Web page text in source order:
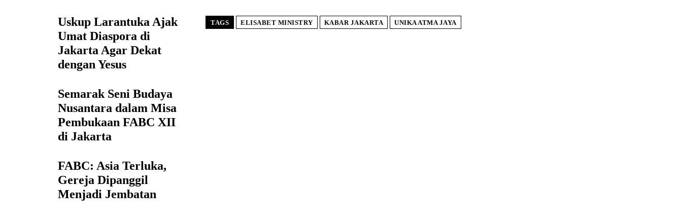
Uskup Larantuka Ajak
Umat Diaspora di
Jakarta Agar Dekat
dengan Yesus
Semarak Seni Budaya
Nusantara dalam Misa
Pembukaan FABC XII
di Jakarta
FABC: Asia Terluka,
Gereja Dipanggil
Menjadi Jembatan
TAGS ELISABET MINISTRY KABAR JAKARTA UNIKA ATMA JAYA